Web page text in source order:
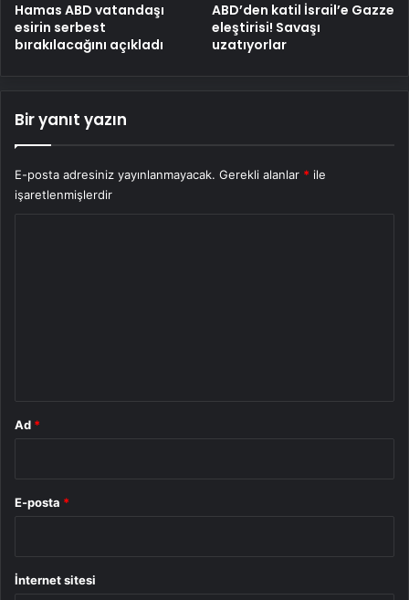
Hamas ABD vatandaşı
esirin serbest
bırakılacağını açıkladı
ABD’den katil İsrail’e Gazze
eleştirisi! Savaşı
uzatıyorlar
Bir yanıt yazın
E-posta adresiniz yayınlanmayacak. Gerekli alanlar * ile
işaretlenmişlerdir
Ad *
E-posta *
İnternet sitesi